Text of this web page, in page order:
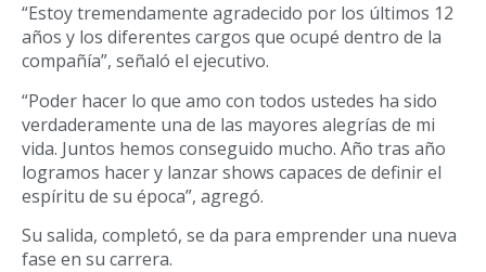
“Estoy tremendamente agradecido por los últimos 12
años y los diferentes cargos que ocupé dentro de la
compañía”, señaló el ejecutivo.
“Poder hacer lo que amo con todos ustedes ha sido
verdaderamente una de las mayores alegrías de mi
vida. Juntos hemos conseguido mucho. Año tras año
logramos hacer y lanzar shows capaces de definir el
espíritu de su época”, agregó.
Su salida, completó, se da para emprender una nueva
fase en su carrera.